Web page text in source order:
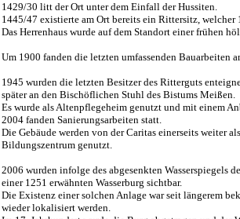
1429/30 litt der Ort unter dem Einfall der Hussiten.
1445/47 existierte am Ort bereits ein Rittersitz,
Das Herrenhaus wurde auf dem Standort einer frühen
Um 1900 fanden die letzten umfassenden Bauarbeiten
1945 wurden die letzten Besitzer des Ritterguts
später an den Bischöflichen Stuhl des Bistums Meißen.
Es wurde als Altenpflegeheim genutzt und mit einem
2004 fanden Sanierungsarbeiten statt.
Die Gebäude werden von der Caritas einerseits weiter
Bildungszentrum genutzt.
2006 wurden infolge des abgesenkten Wasserspiegels
einer 1251 erwähnten Wasserburg sichtbar.
Die Existenz einer solchen Anlage war seit längerem
wieder lokalisiert werden.